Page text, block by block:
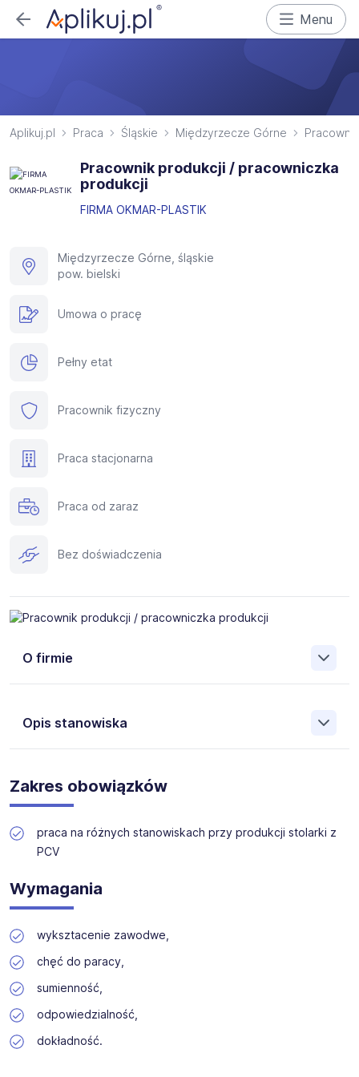
Menu
Aplikuj.pl Praca Śląskie Międzyrzecze Górne
Pracownik produkcji / pracowniczka
produkcji
FIRMA OKMAR-PLASTIK
Międzyrzecze Górne, śląskie
pow. bielski
Umowa o pracę
Pełny etat
Pracownik fizyczny
Praca stacjonarna
Praca od zaraz
Bez doświadczenia
O firmie
Opis stanowiska
fizycznych
do produkcji okien z PCV
Zakres obowiązków
praca na różnych stanowiskach przy produkcji stolarki z
PCV
Wymagania
wyksztacenie zawodwe,
chęć do paracy,
sumienność,
odpowiedzialność,
dokładność.